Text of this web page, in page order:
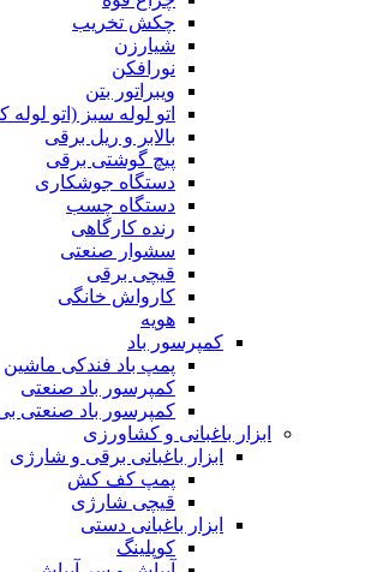
چکش تخریب
شیارزن
نورافکن
ویبراتور بتن
اتو لوله سبز (اتو
بالابر و ریل برقی
پیچ گوشتی برقی
دستگاه جوشکاری
دستگاه چسب
رنده کارگاهی
سشوار صنعتی
قیچی برقی
کارواش خانگی
هویه
کمپرسور باد
پمپ باد فندکی ماشین
کمپرسور باد صنعتی
کمپرسور باد صنعتی
ابزار باغبانی و کشاورزی
ابزار باغبانی برقی و شارژی
پمپ کف کش
قیچی شارژی
ابزار باغبانی دستی
کوپلینگ